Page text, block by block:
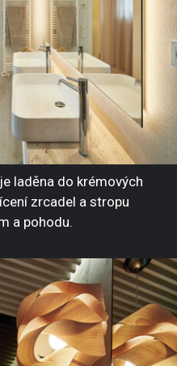
laděna do krémových
zrcadel a stropu
a pohodu.